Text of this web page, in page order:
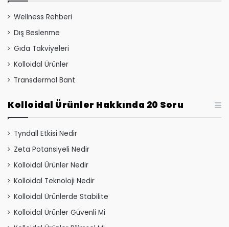
Wellness Rehberi
Dış Beslenme
Gıda Takviyeleri
Kolloidal Ürünler
Transdermal Bant
Kolloidal Ürünler Hakkında 20 Soru
Tyndall Etkisi Nedir
Zeta Potansiyeli Nedir
Kolloidal Ürünler Nedir
Kolloidal Teknoloji Nedir
Kolloidal Ürünlerde Stabilite
Kolloidal Ürünler Güvenli Mi